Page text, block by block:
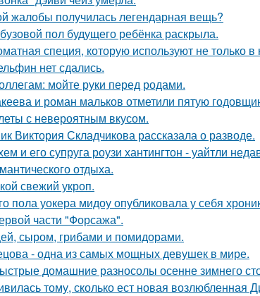
жалобы получилась легендарная вещь?
пол будущего ребёнка раскрыла.
специя, которую используют не только в
нет сдались.
мойте руки перед родами.
и роман мальков отметили пятую
с невероятным вкусом.
Виктория Складчикова рассказала о разводе.
и его супруга роузи хантингтон - уайтли
отдыха.
свежий укроп.
пола уокера мидоу опубликовала у себя
части "Форсажа".
сыром, грибами и помидорами.
- одна из самых мощных девушек в мире.
домашние разносолы осенне зимнего
тому, сколько ест новая